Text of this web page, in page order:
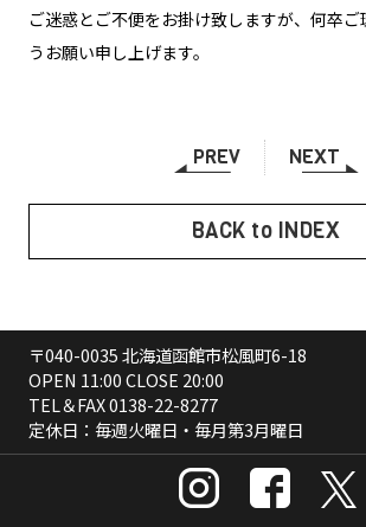
ご迷惑とご不便をお掛け致しますが、何卒ご
うお願い申し上げます。
PREV NEXT
BACK to INDEX
〒040-0035 北海道函館市松風町6-18
OPEN 11:00 CLOSE 20:00
TEL＆FAX0138-22-8277
定休日：毎週火曜日・毎月第3月曜日